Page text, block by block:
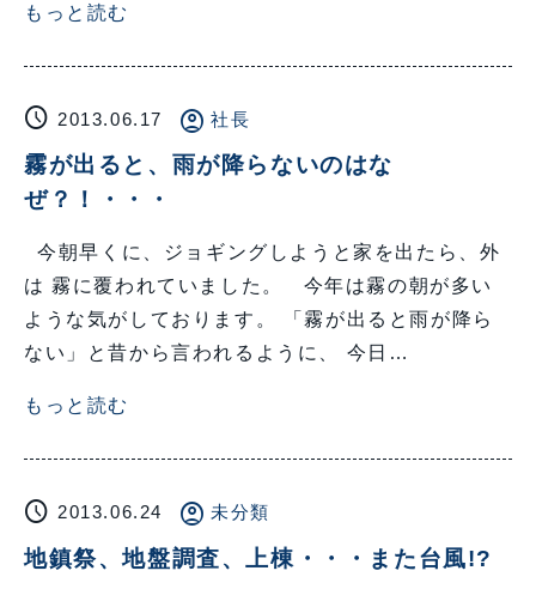
もっと読む
schedule 2013.06.17 account_circle 社長
霧が出ると、雨が降らないのはな
ぜ？！・・・
今朝早くに、ジョギングしようと家を出たら、外
は 霧に覆われていました。 今年は霧の朝が多い
ような気がしております。 「霧が出ると雨が降ら
ない」と昔から言われるように、 今日…
もっと読む
schedule 2013.06.24 account_circle 未分類
地鎮祭、地盤調査、上棟・・・また台風!?